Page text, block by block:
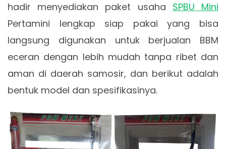
hadir menyediakan paket usaha SPBU Mini
Pertamini lengkap siap pakai yang bisa
langsung digunakan untuk berjualan BBM
eceran dengan lebih mudah tanpa ribet dan
aman di daerah samosir, dan berikut adalah
bentuk model dan spesifikasinya.